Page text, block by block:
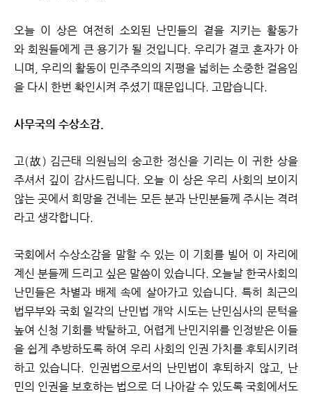
오늘 이 상은 여전히 소외된 난민들의 곁을 지키는 활동가
와 회원들에게 큰 용기가 될 것입니다. 우리가 결코 혼자가 아
니며, 우리의 활동이 민주주의의 지평을 넓히는 소중한 걸음임
을 다시 한번 확인시켜 주셨기 때문입니다. 고맙습니다.
사무국의 수상소감.
고(故) 김근태 의원님의 숭고한 정신을 기리는 이 귀한 상을
주셔서 깊이 감사드립니다. 오늘 이 상은 우리 사회의 보이지
않는 곳에서 희망을 건네는 모든 분과 난민분들께 주시는 격려
라고 생각합니다.
국회에서 수상소감을 말할 수 있는 이 기회를 빌어 이 자리에
계신 분들께 드리고 싶은 말씀이 있습니다. 오늘날 한국사회의
난민들은 차별과 배제 속에 살아가고 있습니다. 특히 최근의
법무부와 국회 일각의 난민법 개악 시도는 난민심사의 문턱을
높여 신청 기회를 박탈하고, 어렵게 난민지위를 인정받은 이들
을 쉽게 추방하도록 하여 우리 사회의 인권 가치를 후퇴시키려
하고 있습니다. 인권법으로서의 난민법이 후퇴하지 않고, 난
민의 인권을 보호하는 법으로 더 나아갈 수 있도록 국회에서도